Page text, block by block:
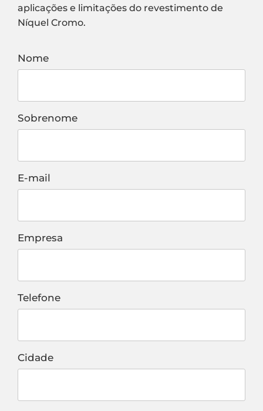
aplicações e limitações do revestimento de
Níquel Cromo.
Nome
Sobrenome
E-mail
Empresa
Telefone
Cidade